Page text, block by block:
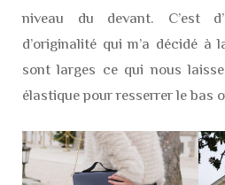
niveau du devant. C’est
d’originalité qui m’a décidé à
sont larges ce qui nous
élastique pour resserrer le bas